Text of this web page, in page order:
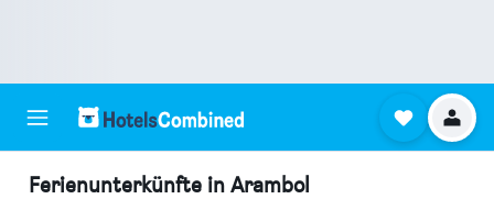
Ferienunterkünfte in Arambol